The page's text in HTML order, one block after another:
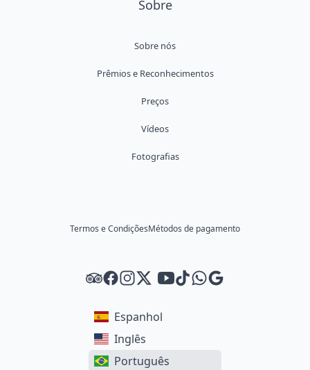
Sobre
Sobre nós
Prêmios e Reconhecimentos
Preços
Vídeos
Fotografias
Termos e CondiçõesMétodos de pagamento
Tripadvisor
Facebook
Instagram
TwitterYoutube
TiktokWhatsApp
Google
Espanhol
Inglês
Português